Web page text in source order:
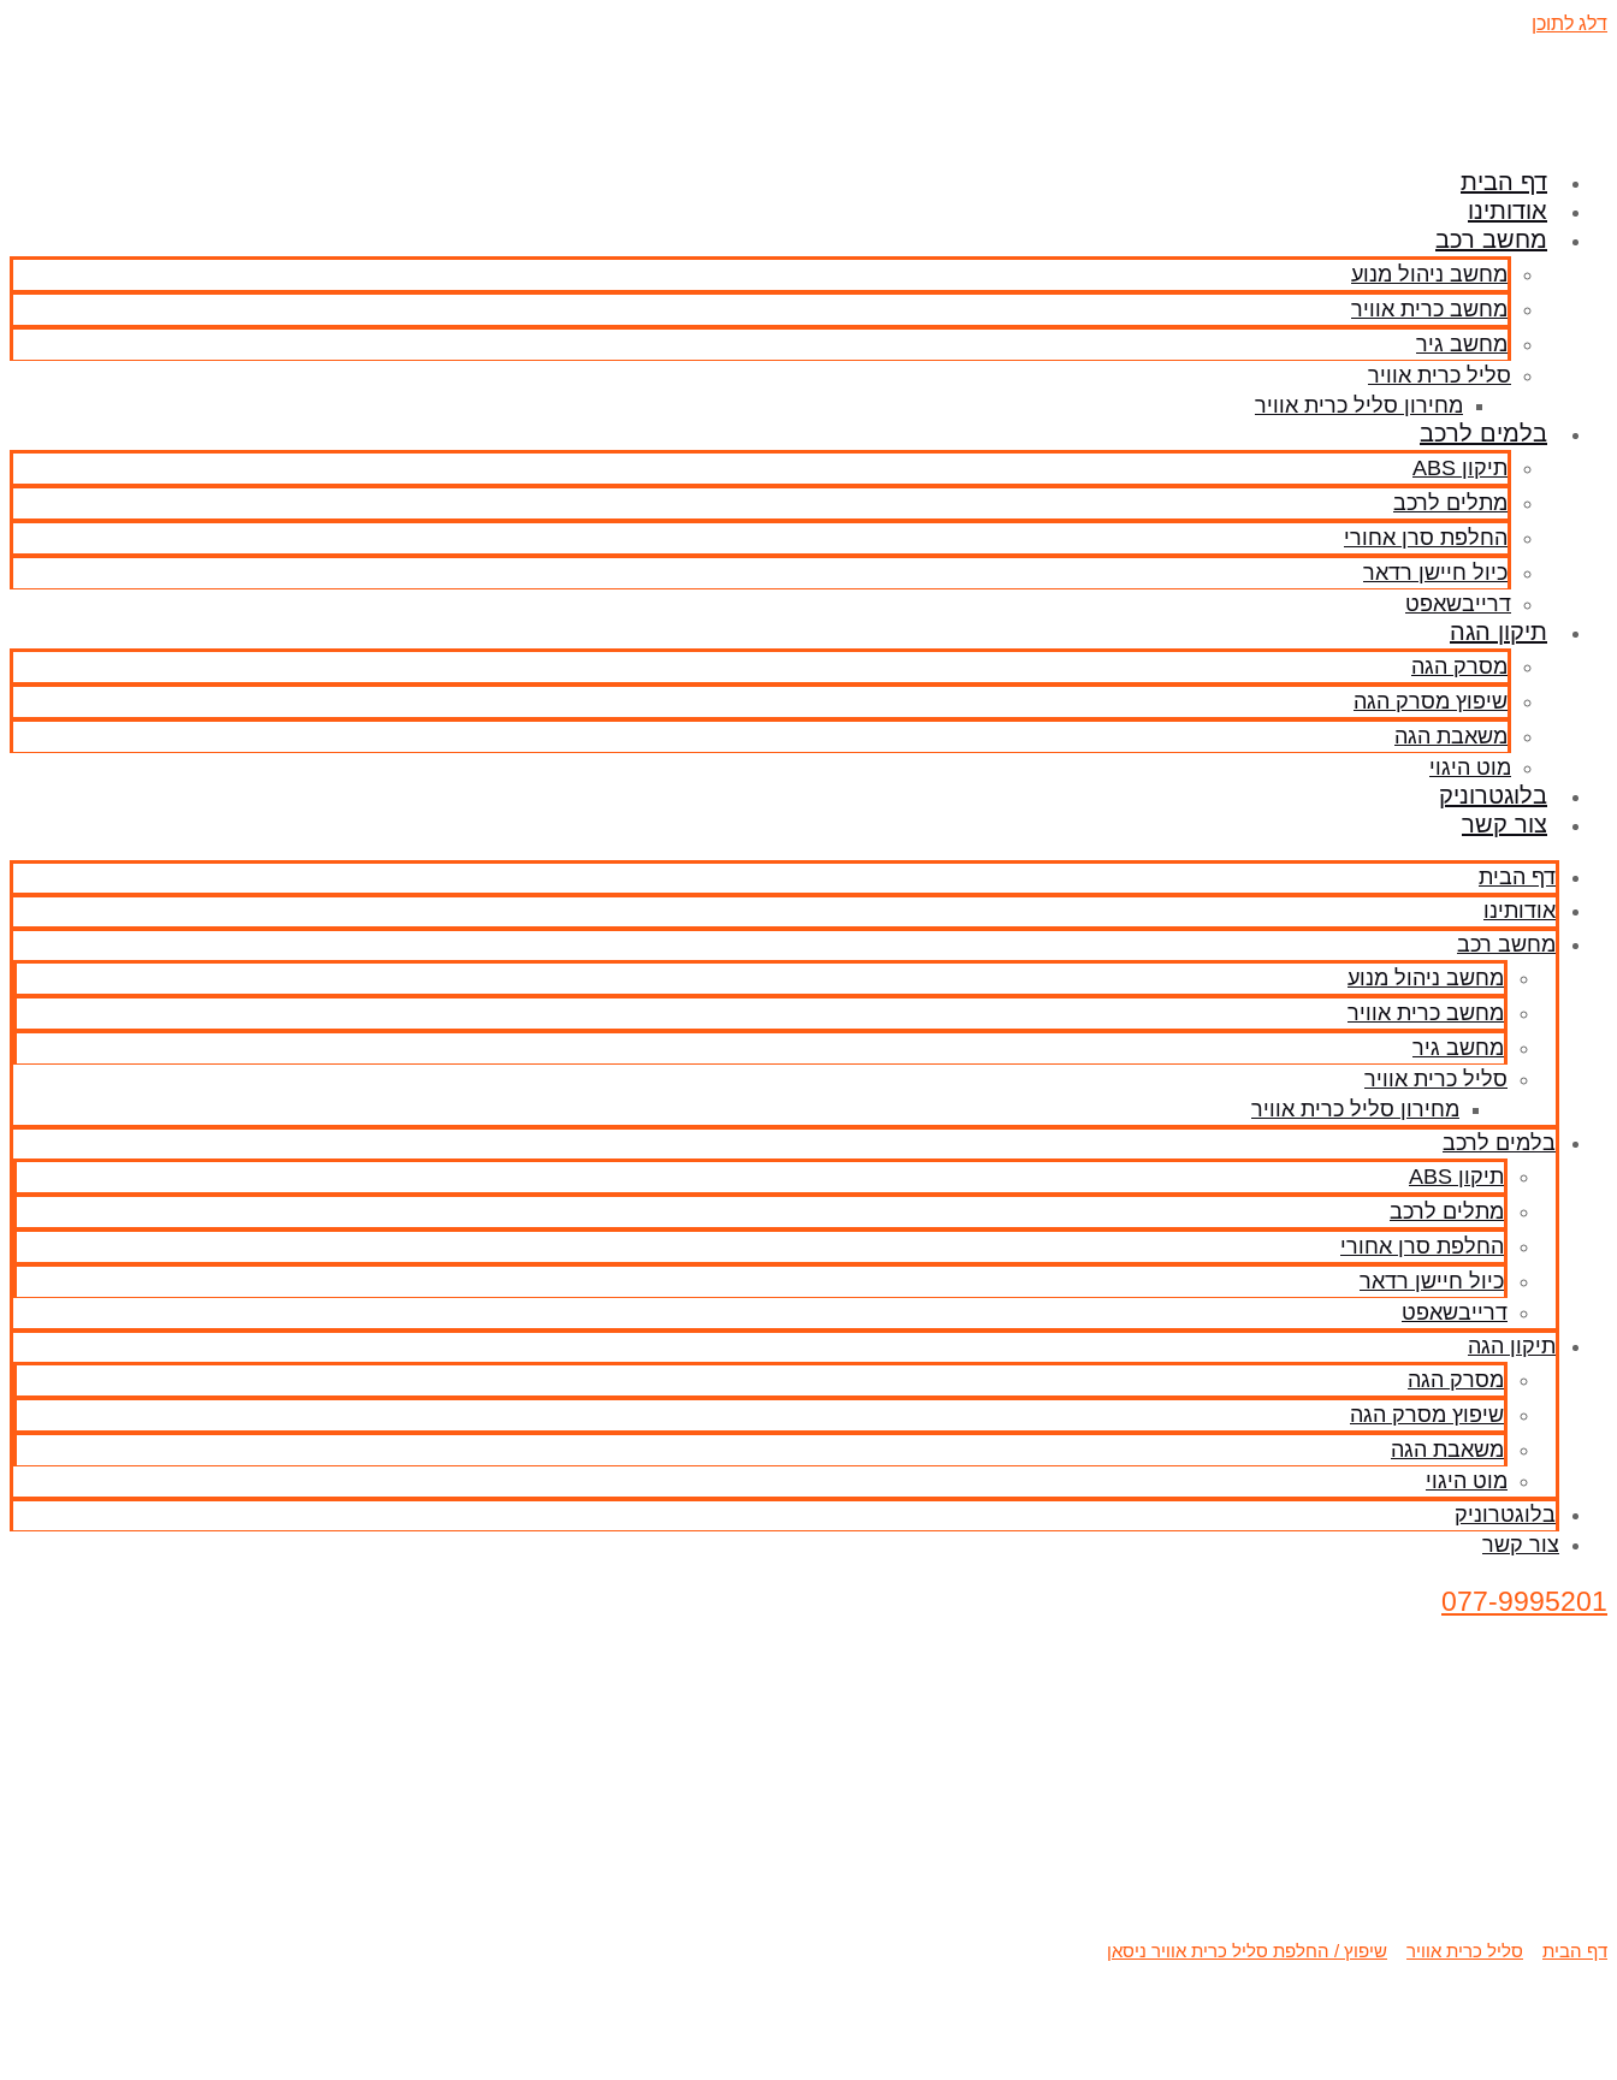
דלג לתוכן
דף הבית
אודותינו
מחשב רכב
מחשב ניהול מנוע
מחשב כרית אוויר
מחשב גיר
סליל כרית אוויר
מחירון סליל כרית אוויר
בלמים לרכב
תיקון ABS
מתלים לרכב
החלפת סרן אחורי
כיול חיישן רדאר
דרייבשאפט
תיקון הגה
מסרק הגה
שיפוץ מסרק הגה
משאבת הגה
מוט היגוי
בלוגטרוניק
צור קשר
דף הבית
אודותינו
מחשב רכב
מחשב ניהול מנוע
מחשב כרית אוויר
מחשב גיר
סליל כרית אוויר
מחירון סליל כרית אוויר
בלמים לרכב
תיקון ABS
מתלים לרכב
החלפת סרן אחורי
כיול חיישן רדאר
דרייבשאפט
תיקון הגה
מסרק הגה
שיפוץ מסרק הגה
משאבת הגה
מוט היגוי
בלוגטרוניק
צור קשר
077-9995201
דף הבית סליל כרית אוויר שיפוץ / החלפת סליל כרית אוויר ניסאן